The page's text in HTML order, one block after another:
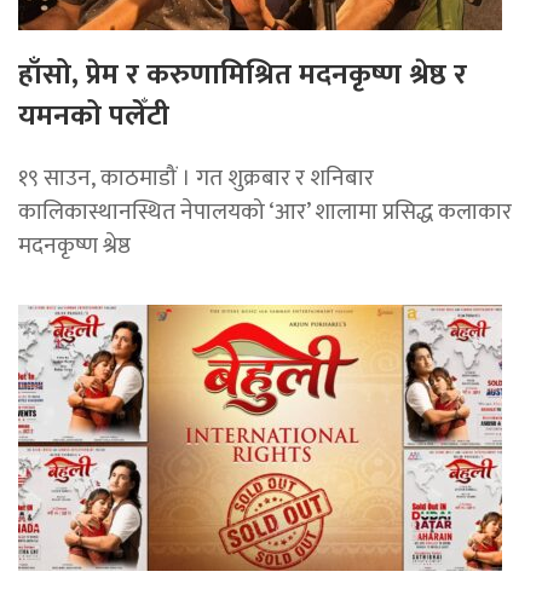
हाँसो, प्रेम र करुणामिश्रित मदनकृष्ण श्रेष्ठ र
यमनको पलेँटी
१९ साउन, काठमाडौं । गत शुक्रबार र शनिबार
कालिकास्थानस्थित नेपालयको ‘आर’ शालामा प्रसिद्ध कलाकार
मदनकृष्ण श्रेष्ठ